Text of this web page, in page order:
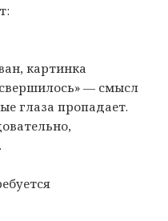
картинка
— смысл
глаза пропадает.